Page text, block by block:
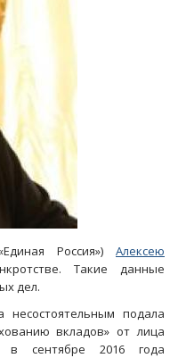
Россия») Алексею
Такие данные
дел.
подала
вкладов» от лица
в сентябре 2016 года